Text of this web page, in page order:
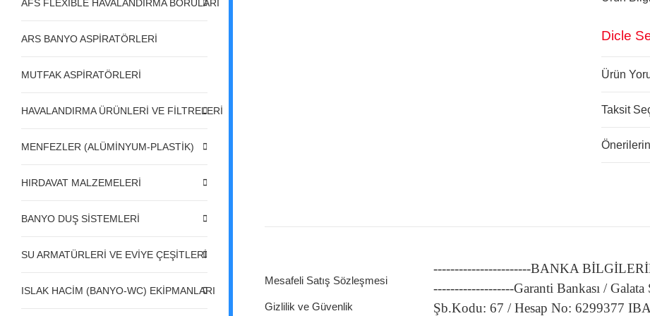
AFS FLEXIBLE HAVALANDIRMA BORULARI
ARS BANYO ASPİRATÖRLERİ
MUTFAK ASPİRATÖRLERİ
HAVALANDIRMA ÜRÜNLERİ VE FİLTRELERİ
MENFEZLER (ALÜMİNYUM-PLASTİK)
HIRDAVAT MALZEMELERİ
BANYO DUŞ SİSTEMLERİ
SU ARMATÜRLERİ VE EVİYE ÇEŞİTLERİ
ISLAK HACİM (BANYO-WC) EKİPMANLARI
Dicle
Ürün
Taksit
Mesafeli Satış Sözleşmesi
Gizlilik ve Güvenlik
-----------------------BANKA
-------------------Garanti Bankası / Galata
Şb.Kodu: 67 / Hesap No: 6299377